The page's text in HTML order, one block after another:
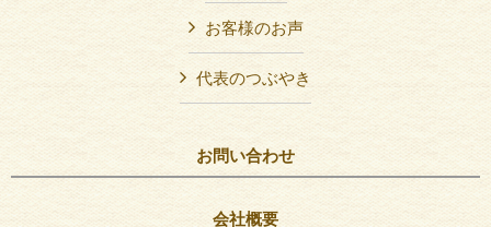
お客様のお声
代表のつぶやき
お問い合わせ
会社概要